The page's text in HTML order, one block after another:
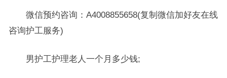
微信预约咨询：A4008855658(复制微信加好友在线
咨询护工服务)
男护工护理老人一个月多少钱;